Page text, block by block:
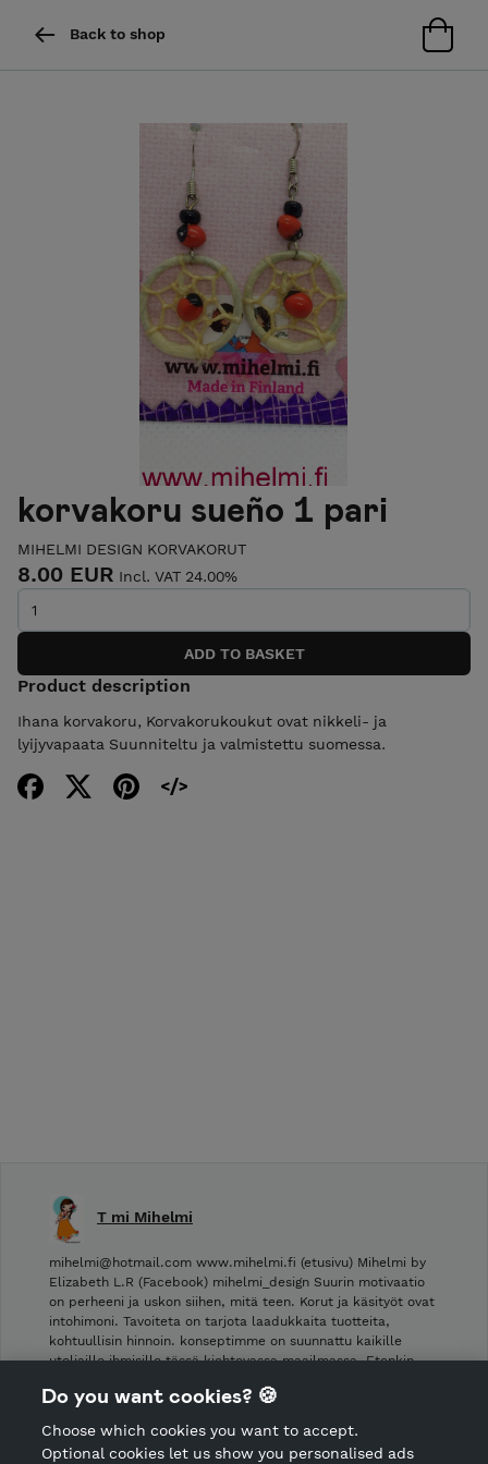
Back to shop
korvakoru sueño 1 pari
MIHELMI DESIGN KORVAKORUT
8.00 EUR Incl. VAT 24.00%
Product description
Ihana korvakoru, Korvakorukoukut ovat nikkeli- ja
lyijyvapaata Suunniteltu ja valmistettu suomessa.
T mi Mihelmi
mihelmi@hotmail.com www.mihelmi.fi (etusivu) Mihelmi by
Elizabeth L.R (Facebook) mihelmi_design Suurin motivaatio
on perheeni ja uskon siihen, mitä teen. Korut ja käsityöt ovat
intohimoni. Tavoiteta on tarjota laadukkaita tuotteita,
kohtuullisin hinnoin. konseptimme on suunnattu kaikille
uteliaille ihmisille tässä kiehtovassa maailmassa. Etenkin …
Shop Terms and Conditions
CANCEL ORDER
Do you want cookies? 🍪
Choose which cookies you want to accept.
Optional cookies let us show you personalised ads